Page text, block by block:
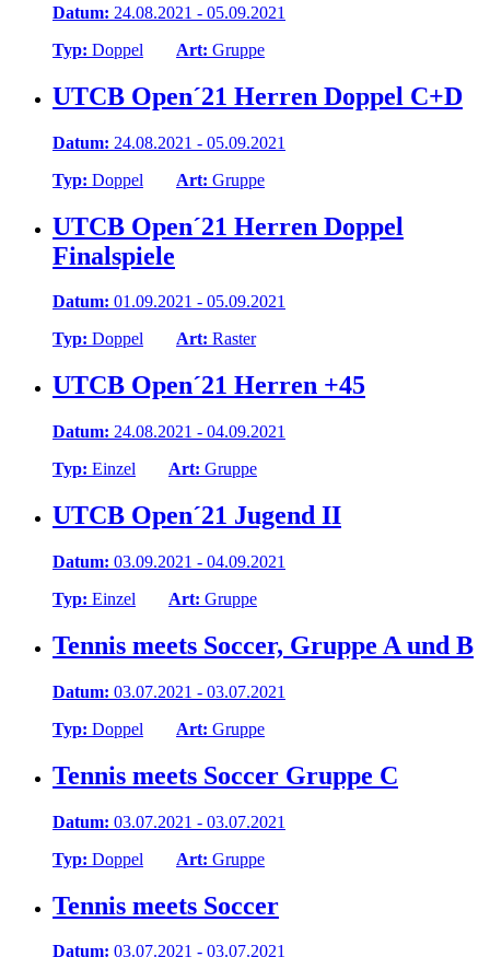
Datum: 24.08.2021 - 05.09.2021
Typ: Doppel Art: Gruppe
UTCB Open´21 Herren Doppel C+D
Datum: 24.08.2021 - 05.09.2021
Typ: Doppel Art: Gruppe
UTCB Open´21 Herren Doppel
Finalspiele
Datum: 01.09.2021 - 05.09.2021
Typ: Doppel Art: Raster
UTCB Open´21 Herren +45
Datum: 24.08.2021 - 04.09.2021
Typ: Einzel Art: Gruppe
UTCB Open´21 Jugend II
Datum: 03.09.2021 - 04.09.2021
Typ: Einzel Art: Gruppe
Tennis meets Soccer, Gruppe A und B
Datum: 03.07.2021 - 03.07.2021
Typ: Doppel Art: Gruppe
Tennis meets Soccer Gruppe C
Datum: 03.07.2021 - 03.07.2021
Typ: Doppel Art: Gruppe
Tennis meets Soccer
Datum: 03.07.2021 - 03.07.2021